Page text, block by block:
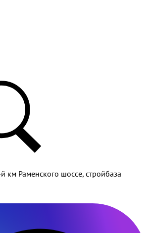
км Раменского шоссе, стройбаза